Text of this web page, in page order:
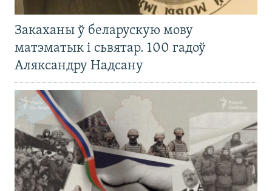
Закаханы ў беларускую мову
матэматык і сьвятар. 100 гадоў
Аляксандру Надсану